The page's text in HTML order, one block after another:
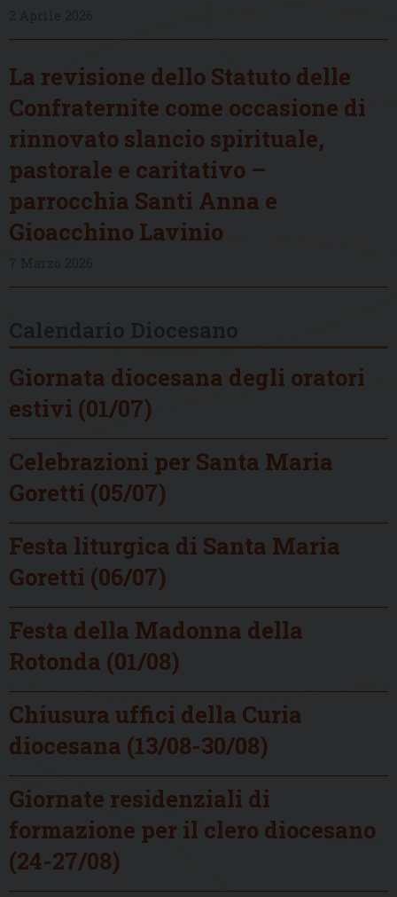
La revisione dello Statuto delle
Confraternite come occasione di
rinnovato slancio spirituale,
pastorale e caritativo –
parrocchia Santi Anna e
Gioacchino Lavinio
Giornata diocesana degli oratori
estivi (01/07)
Celebrazioni per Santa Maria
Goretti (05/07)
Festa liturgica di Santa Maria
Goretti (06/07)
Festa della Madonna della
Rotonda (01/08)
Chiusura uffici della Curia
diocesana (13/08-30/08)
Giornate residenziali di
formazione per il clero diocesano
(24-27/08)